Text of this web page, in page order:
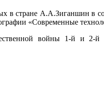
в стране А.А.Зиганшин в
«Современные
войны 1-й и 2-й